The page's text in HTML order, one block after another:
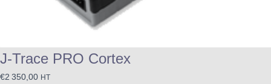
J-Trace PRO Cortex
€2 350,00 HT